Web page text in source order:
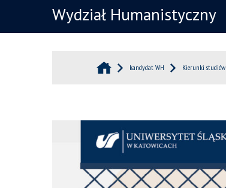
Wydział Humanistyczny
kandydat WH Kierunki studiów